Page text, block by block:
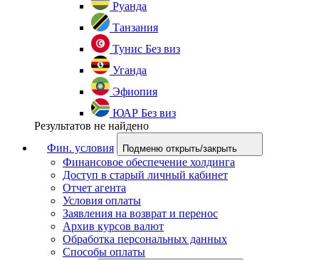
Руанда
Танзания
Тунис Без виз
Уганда
Эфиопия
ЮАР Без виз
Результатов не найдено
Фин. условия
Подменю открыть/закрыть
Финансовое обеспечение холдинга
Доступ в старый личный кабинет
Отчет агента
Условия оплаты
Заявления на возврат и перенос
Архив курсов валют
Обработка персональных данных
Способы оплаты